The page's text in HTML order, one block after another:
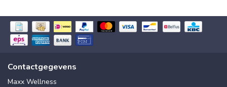
Contactgegevens
Maxx Wellness